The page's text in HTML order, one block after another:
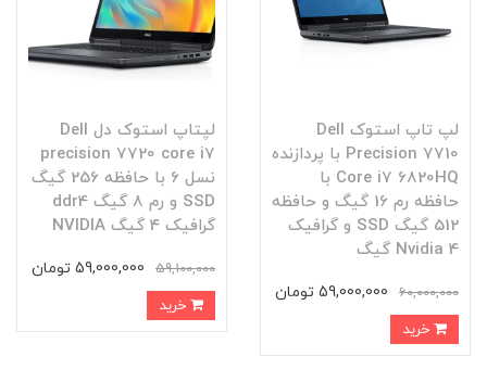
لپ تاپ استوک Dell
Precision 7710 با پردازنده
Core i7 6820HQ با
حافظه رم 16 گیگ و حافظه
512 گیگ SSD و گرافیک
Nvidia 4 گیگ
60,000,000 59,000,000 تومان
لپتاپ استوک دل Dell
precision 7720 core i7
نسل 6 با حافظه 256 گیگ
SSD و رم 8 گیگ ddr4
گرافیک 4 گیگ NVIDIA
59,100,000 59,000,000 تومان